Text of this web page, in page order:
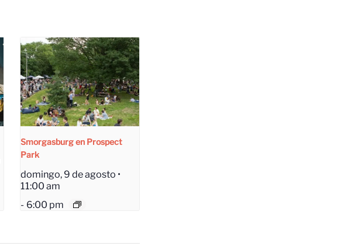
Smorgasburg en Prospect
Park
domingo, 9 de agosto •
11:00 am
- 6:00 pm